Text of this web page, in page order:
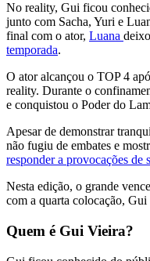
No reality, Gui ficou
junto com Sacha, Yuri e
final com o ator, Luana
temporada.
O ator alcançou o TOP 4
reality. Durante o
e conquistou o Poder do
Apesar de demonstrar
não fugiu de embates e
responder a provocações de
Nesta edição, o grande
com a quarta colocação,
Quem é Gui Vieira?